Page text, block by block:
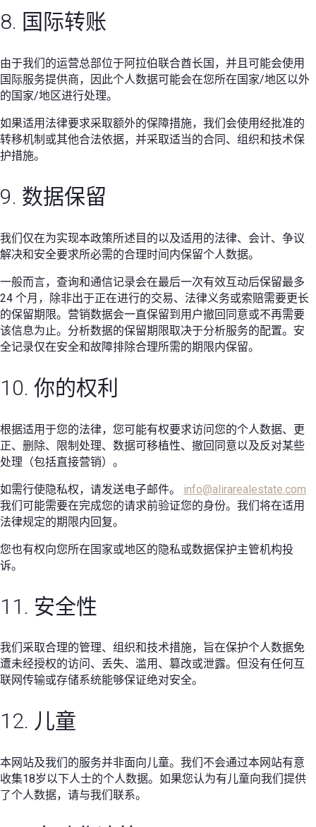
8. 国际转账
由于我们的运营总部位于阿拉伯联合酋长国，并且可能会使用
国际服务提供商，因此个人数据可能会在您所在国家/地区以外
的国家/地区进行处理。
如果适用法律要求采取额外的保障措施，我们会使用经批准的
转移机制或其他合法依据，并采取适当的合同、组织和技术保
护措施。
9. 数据保留
我们仅在为实现本政策所述目的以及适用的法律、会计、争议
解决和安全要求所必需的合理时间内保留个人数据。
一般而言，查询和通信记录会在最后一次有效互动后保留最多
24 个月，除非出于正在进行的交易、法律义务或索赔需要更长
的保留期限。营销数据会一直保留到用户撤回同意或不再需要
该信息为止。分析数据的保留期限取决于分析服务的配置。安
全记录仅在安全和故障排除合理所需的期限内保留。
10. 你的权利
根据适用于您的法律，您可能有权要求访问您的个人数据、更
正、删除、限制处理、数据可移植性、撤回同意以及反对某些
处理（包括直接营销）。
如需行使隐私权，请发送电子邮件。 info@alirarealestate.com
我们可能需要在完成您的请求前验证您的身份。我们将在适用
法律规定的期限内回复。
您也有权向您所在国家或地区的隐私或数据保护主管机构投
诉。
11. 安全性
我们采取合理的管理、组织和技术措施，旨在保护个人数据免
遭未经授权的访问、丢失、滥用、篡改或泄露。但没有任何互
联网传输或存储系统能够保证绝对安全。
12. 儿童
本网站及我们的服务并非面向儿童。我们不会通过本网站有意
收集18岁以下人士的个人数据。如果您认为有儿童向我们提供
了个人数据，请与我们联系。